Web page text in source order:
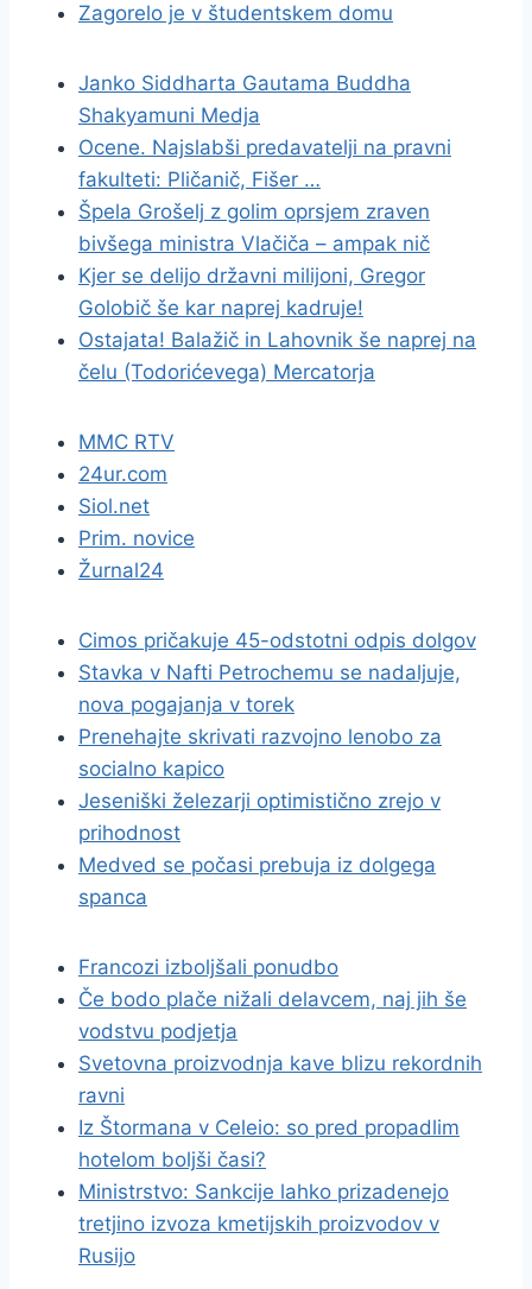
Zagorelo je v študentskem domu
Janko Siddharta Gautama Buddha
Shakyamuni Medja
Ocene. Najslabši predavatelji na pravni
fakulteti: Pličanič, Fišer …
Špela Grošelj z golim oprsjem zraven
bivšega ministra Vlačiča – ampak nič
Kjer se delijo državni milijoni, Gregor
Golobič še kar naprej kadruje!
Ostajata! Balažič in Lahovnik še naprej na
čelu (Todorićevega) Mercatorja
MMC RTV
24ur.com
Siol.net
Prim. novice
Žurnal24
Cimos pričakuje 45-odstotni odpis dolgov
Stavka v Nafti Petrochemu se nadaljuje,
nova pogajanja v torek
Prenehajte skrivati razvojno lenobo za
socialno kapico
Jeseniški železarji optimistično zrejo v
prihodnost
Medved se počasi prebuja iz dolgega
spanca
Francozi izboljšali ponudbo
Če bodo plače nižali delavcem, naj jih še
vodstvu podjetja
Svetovna proizvodnja kave blizu rekordnih
ravni
Iz Štormana v Celeio: so pred propadlim
hotelom boljši časi?
Ministrstvo: Sankcije lahko prizadenejo
tretjino izvoza kmetijskih proizvodov v
Rusijo